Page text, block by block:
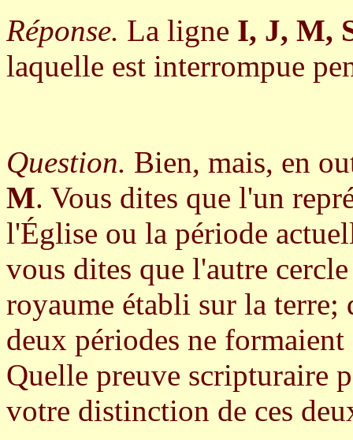
Réponse. La ligne I, J, M,
laquelle est interrompue
Question. Bien, mais, en
M. Vous dites que l'un
l'Église ou la période
vous dites que l'autre
royaume établi sur la terre;
deux périodes ne
Quelle preuve scripturaire
votre distinction de ces